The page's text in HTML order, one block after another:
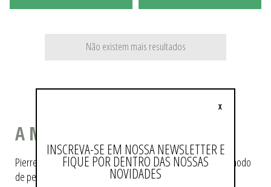
Não existem mais resultados
A MODA COMO ESTILO DE VIDA
Pierre Cardin ajudou a tecer a história da moda, pioneiro no modo
de pensá-la e de reproduzi-la.
INSCREVA-SE EM NOSSA NEWSLETTER E
FIQUE POR DENTRO DAS NOSSAS
NOVIDADES
X